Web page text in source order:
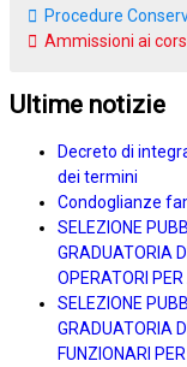
Procedure
Ammissioni ai
Ultime notizie
Decreto di
dei termini
Condoglianze
SELEZIONE
GRADUATORIA
OPERATORI
SELEZIONE
GRADUATORIA
FUNZIONARI